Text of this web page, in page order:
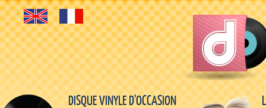
DISQUE VINYLE D'OCCASION